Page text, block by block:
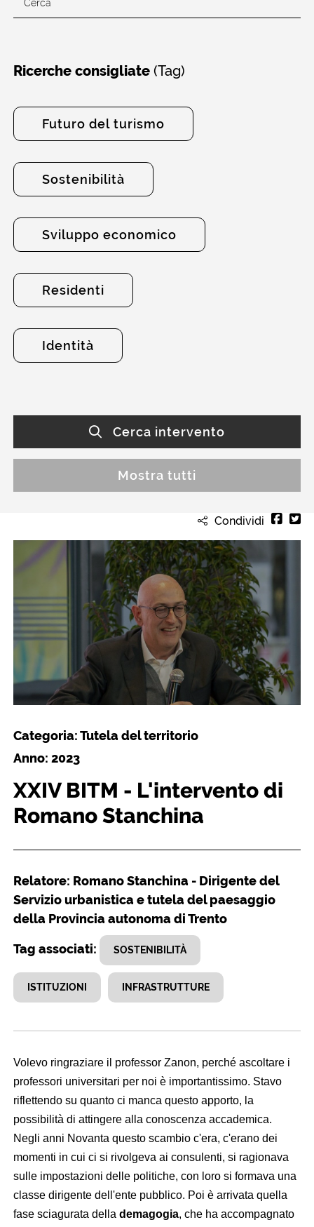
Ricerche consigliate(Tag)
Futuro del turismo
Sostenibilità
Sviluppo economico
Residenti
Identità
Cerca intervento
Mostra tutti
Condividi
Categoria: Tutela del territorio
Anno: 2023
XXIV BITM - L'intervento di
Romano Stanchina
Relatore: Romano Stanchina - Dirigente del
Servizio urbanistica e tutela del paesaggio
della Provincia autonoma di Trento
Tag associati: SOSTENIBILITÀ
ISTITUZIONI INFRASTRUTTURE
Volevo ringraziare il professor Zanon, perché ascoltare i
professori universitari per noi è importantissimo. Stavo
riflettendo su quanto ci manca questo apporto, la
possibilità di attingere alla conoscenza accademica.
Negli anni Novanta questo scambio c'era, c'erano dei
momenti in cui ci si rivolgeva ai consulenti, si ragionava
sulle impostazioni delle politiche, con loro si formava una
classe dirigente dell'ente pubblico. Poi è arrivata quella
fase sciagurata della demagogia, che ha accompagnato